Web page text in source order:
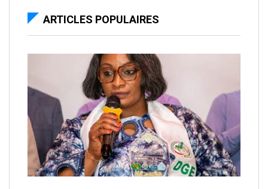
ARTICLES POPULAIRES